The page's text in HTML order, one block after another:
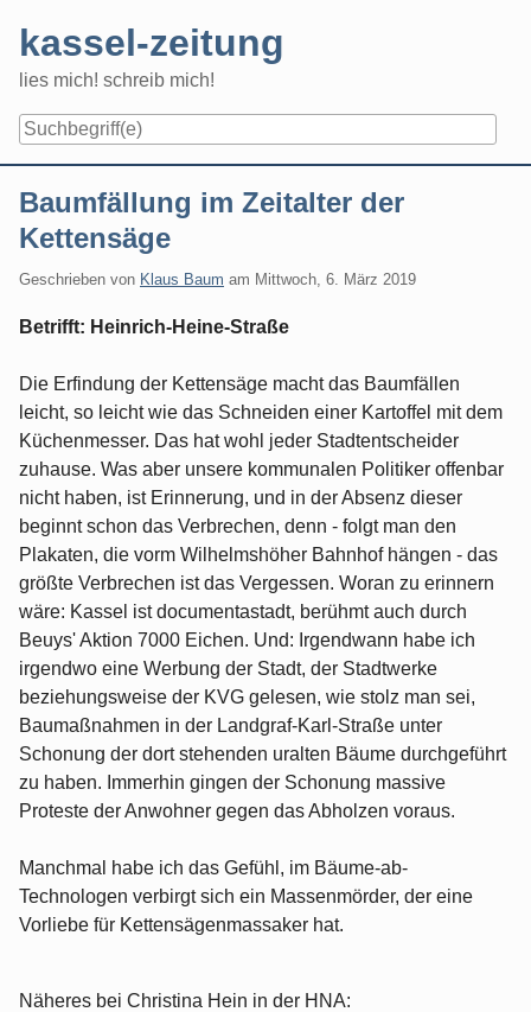
content
kassel-zeitung
lies mich! schreib mich!
Baumfällung im Zeitalter der
Kettensäge
Geschrieben von Klaus Baum am Mittwoch, 6. März 2019
Betrifft: Heinrich-Heine-Straße
Die Erfindung der Kettensäge macht das Baumfällen
leicht, so leicht wie das Schneiden einer Kartoffel mit dem
Küchenmesser. Das hat wohl jeder Stadtentscheider
zuhause. Was aber unsere kommunalen Politiker offenbar
nicht haben, ist Erinnerung, und in der Absenz dieser
beginnt schon das Verbrechen, denn - folgt man den
Plakaten, die vorm Wilhelmshöher Bahnhof hängen - das
größte Verbrechen ist das Vergessen. Woran zu erinnern
wäre: Kassel ist documentastadt, berühmt auch durch
Beuys' Aktion 7000 Eichen. Und: Irgendwann habe ich
irgendwo eine Werbung der Stadt, der Stadtwerke
beziehungsweise der KVG gelesen, wie stolz man sei,
Baumaßnahmen in der Landgraf-Karl-Straße unter
Schonung der dort stehenden uralten Bäume durchgeführt
zu haben. Immerhin gingen der Schonung massive
Proteste der Anwohner gegen das Abholzen voraus.
Manchmal habe ich das Gefühl, im Bäume-ab-
Technologen verbirgt sich ein Massenmörder, der eine
Vorliebe für Kettensägenmassaker hat.
Näheres bei Christina Hein in der HNA: